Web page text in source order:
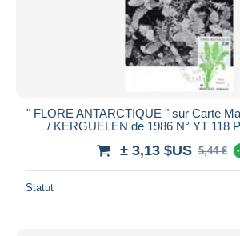
" FLORE ANTARCTIQUE " sur Carte
/ KERGUELEN de 1986 N° YT 118
± 3,13 $US 5,44 €
Statut